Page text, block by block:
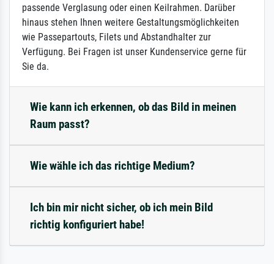
passende Verglasung oder einen Keilrahmen. Darüber
hinaus stehen Ihnen weitere Gestaltungsmöglichkeiten
wie Passepartouts, Filets und Abstandhalter zur
Verfügung. Bei Fragen ist unser Kundenservice gerne für
Sie da.
Wie kann ich erkennen, ob das Bild in meinen
Raum passt?
Wie wähle ich das richtige Medium?
Ich bin mir nicht sicher, ob ich mein Bild
richtig konfiguriert habe!